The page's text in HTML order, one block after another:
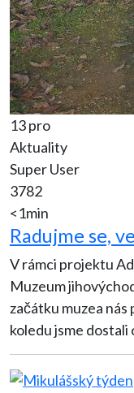
13 pro
Aktuality
Super User
3782
<1min
Radujme se,
V rámci projektu
Muzeum
začátku muzea
koledu jsme dostali